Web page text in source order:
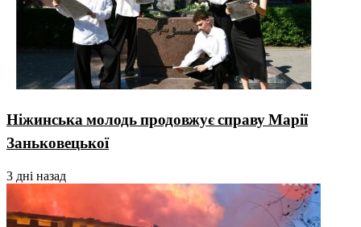
Ніжинська молодь продовжує справу Марії
Заньковецької
3 дні назад